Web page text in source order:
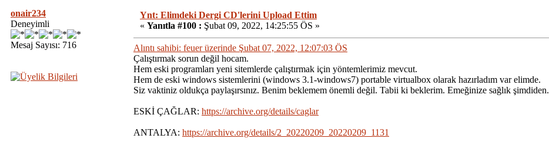
onair234
Deneyimli
Mesaj Sayısı: 716
Ynt: Elimdeki Dergi CD'lerini Upload Ettim
« Yanıtla #100 : Şubat 09, 2022, 14:25:55 ÖS »
Alıntı sahibi: feuer üzerinde Şubat 07, 2022, 12:07:03 ÖS
Çalıştırmak sorun değil hocam.
Hem eski programları yeni sitemlerde çalıştırmak için yöntemlerimiz mevcut.
Hem de eski windows sistemlerini (windows 3.1-windows7) portable virtualbox olarak hazırladım var elimde.
Siz vaktiniz oldukça paylaşırsınız. Benim beklemem önemli değil. Tabii ki beklerim. Emeğinize sağlık şimdiden.
ESKİ ÇAĞLAR: https://archive.org/details/caglar
ANTALYA: https://archive.org/details/2_20220209_20220209_1131